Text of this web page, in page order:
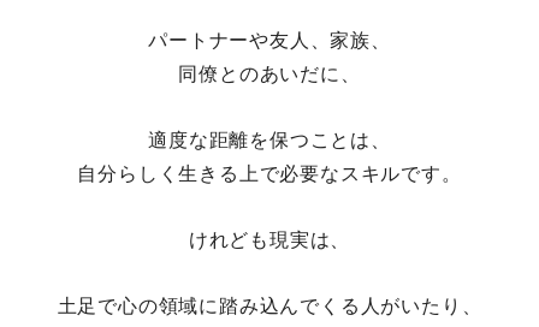
パートナーや友人、家族、
同僚とのあいだに、
適度な距離を保つことは、
自分らしく生きる上で必要なスキルです。
けれども現実は、
土足で心の領域に踏み込んでくる人がいたり、